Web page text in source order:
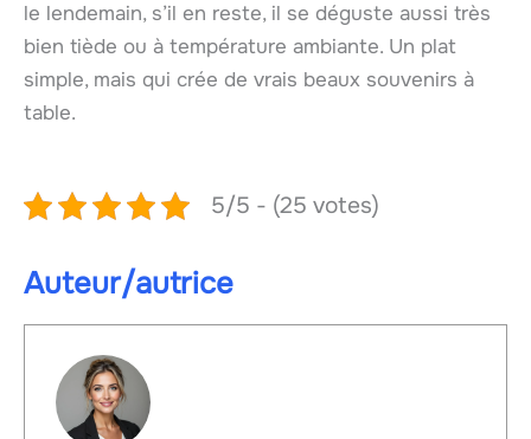
le lendemain, s’il en reste, il se déguste aussi très
bien tiède ou à température ambiante. Un plat
simple, mais qui crée de vrais beaux souvenirs à
table.
5/5 - (25 votes)
Auteur/autrice